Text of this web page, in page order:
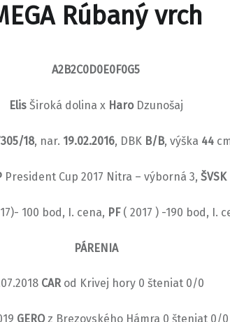
Rúbaný vrch
A2B2C0D0E0F0G5
ElisŠiroká dolina x HaroDzunošaj
18, nar. 19.02.2016, DBK B/B, výška 44
President Cup 2017 Nitra – výborná 3, ŠVSK
100 bod, I. cena, PF( 2017 ) -190 bod, I.
PÁRENIA
CAR od Krivej hory 0 šteniat 0/0
GEROz Brezovského Hámra 0 šteniat 0/0